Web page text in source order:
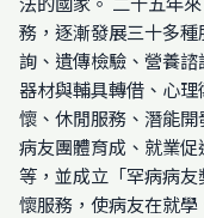
務，逐漸發展三十多
詢、遺傳檢驗、營養
器材與輔具轉借、心
懷、休閒服務、潛能
病友團體育成、就業
等，並成立「罕病病
懷服務，使病友在就